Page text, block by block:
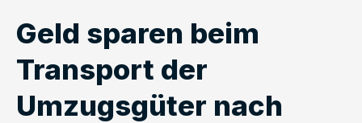
Geld sparen beim
Transport der
Umzugsgüter nach